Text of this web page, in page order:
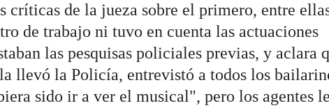
críticas de la jueza sobre el primero, entre
de trabajo ni tuvo en cuenta las actuaciones
las pesquisas policiales previas, y aclara
llevó la Policía, entrevistó a todos los
sido ir a ver el musical", pero los agentes